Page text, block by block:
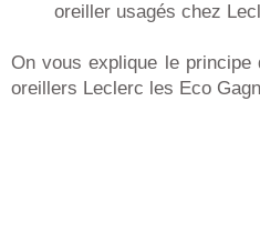
oreiller usagés chez
On vous explique le
oreillers Leclerc les Eco